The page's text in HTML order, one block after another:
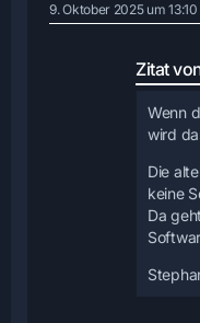
9. Oktober 2025 um 13:10
Zitat
Wenn
wird
Die
keine
Da